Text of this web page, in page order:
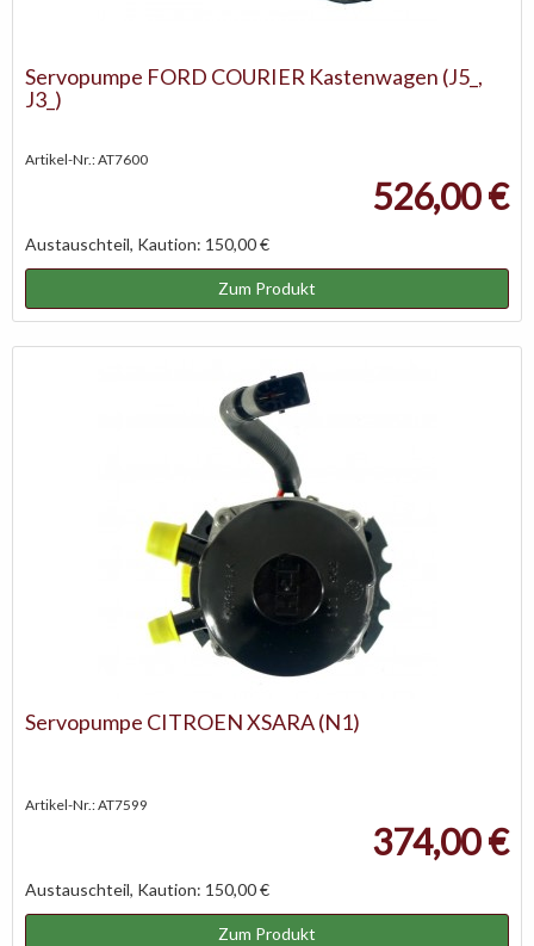
Servopumpe FORD COURIER Kastenwagen (J5_,
J3_)
Artikel-Nr.: AT7600
526,00 €
Austauschteil, Kaution: 150,00 €
Zum Produkt
Servopumpe CITROEN XSARA (N1)
Artikel-Nr.: AT7599
374,00 €
Austauschteil, Kaution: 150,00 €
Zum Produkt